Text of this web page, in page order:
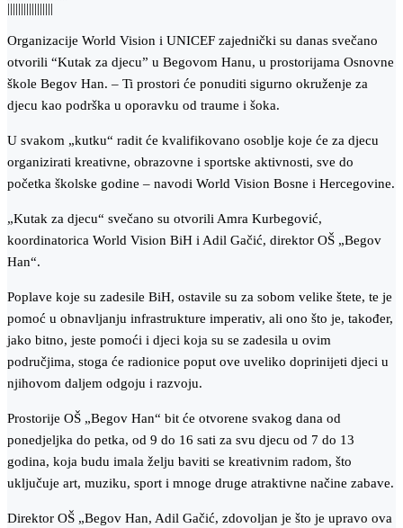
|||||||||||||||||
Organizacije World Vision i UNICEF zajednički su danas svečano
otvorili “Kutak za djecu” u Begovom Hanu, u prostorijama Osnovne
škole Begov Han. – Ti prostori će ponuditi sigurno okruženje za
djecu kao podrška u oporavku od traume i šoka.
U svakom „kutku“ radit će kvalifikovano osoblje koje će za djecu
organizirati kreativne, obrazovne i sportske aktivnosti, sve do
početka školske godine – navodi World Vision Bosne i Hercegovine.
„Kutak za djecu“ svečano su otvorili Amra Kurbegović,
koordinatorica World Vision BiH i Adil Gačić, direktor OŠ „Begov
Han“.
Poplave koje su zadesile BiH, ostavile su za sobom velike štete, te je
pomoć u obnavljanju infrastrukture imperativ, ali ono što je, također,
jako bitno, jeste pomoći i djeci koja su se zadesila u ovim
područjima, stoga će radionice poput ove uveliko doprinijeti djeci u
njihovom daljem odgoju i razvoju.
Prostorije OŠ „Begov Han“ bit će otvorene svakog dana od
ponedjeljka do petka, od 9 do 16 sati za svu djecu od 7 do 13
godina, koja budu imala želju baviti se kreativnim radom, što
uključuje art, muziku, sport i mnoge druge atraktivne načine zabave.
Direktor OŠ „Begov Han, Adil Gačić, zdovoljan je što je upravo ova